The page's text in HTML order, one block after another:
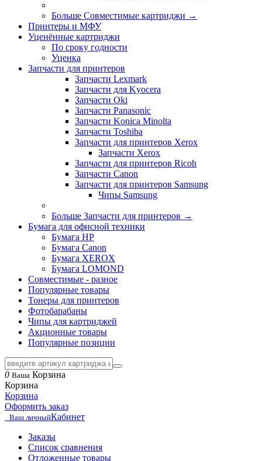
Больше Совместимые картриджи →
Принтеры и МФУ
Уценённые картриджи
По сроку годности
Уценка
Запчасти для принтеров
Запчасти Lexmark
Запчасти для Kyocera
Запчасти Oki
Запчасти Panasonic
Запчасти Koniсa Minolta
Запчасти Toshiba
Запчасти для принтеров Xerox
Запчасти Xerox
Запчасти для принтеров Ricoh
Запчасти Canon
Запчасти для принтеров Samsung
Чипы Samsung
Больше Запчасти для принтеров →
Бумага для офисной техники
Бумага HP
Бумага Canon
Бумага XEROX
Бумага LOMOND
Совместимые - разное
Популярные товары
Тонеры для принтеров
Фотобарабаны
Чипы для картриджей
Акционные товары
Популярные позиции
0 Ваша Корзина
Корзина
Корзина
Оформить заказ
Ваш личныйКабинет
Заказы
Список сравнения
Отложенные товары